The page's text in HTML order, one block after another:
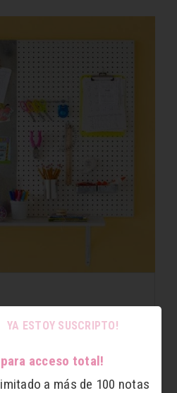
YA ESTOY SUSCRIPTO!
acceso total!
a más de 100 notas